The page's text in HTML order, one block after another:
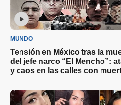
MUNDO
Tensión en México tras la
del jefe narco “El Mencho”:
y caos en las calles con